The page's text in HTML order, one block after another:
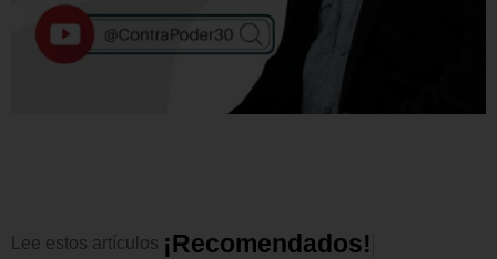
Lee estos artículos ¡Recomendados!